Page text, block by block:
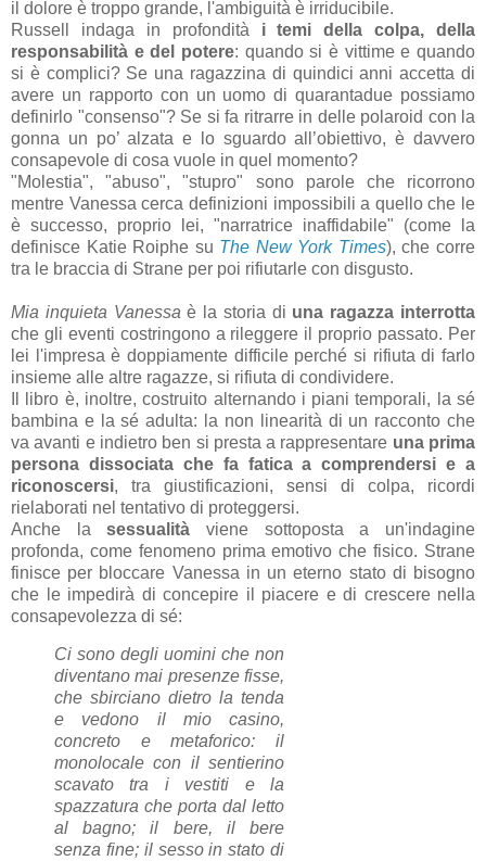
il dolore è troppo grande, l'ambiguità è irriducibile.
Russell indaga in profondità i temi della colpa, della
responsabilità e del potere: quando si è vittime e quando
si è complici? Se una ragazzina di quindici anni accetta di
avere un rapporto con un uomo di quarantadue possiamo
definirlo "consenso"? Se si fa ritrarre in delle polaroid con la
gonna un po’ alzata e lo sguardo all’obiettivo, è davvero
consapevole di cosa vuole in quel momento?
"Molestia", "abuso", "stupro" sono parole che ricorrono
mentre Vanessa cerca definizioni impossibili a quello che le
è successo, proprio lei, "narratrice inaffidabile" (come la
definisce Katie Roiphe su The New York Times), che corre
tra le braccia di Strane per poi rifiutarle con disgusto.
Mia inquieta Vanessa è la storia di una ragazza interrotta
che gli eventi costringono a rileggere il proprio passato. Per
lei l'impresa è doppiamente difficile perché si rifiuta di farlo
insieme alle altre ragazze, si rifiuta di condividere.
Il libro è, inoltre, costruito alternando i piani temporali, la sé
bambina e la sé adulta: la non linearità di un racconto che
va avanti e indietro ben si presta a rappresentare una prima
persona dissociata che fa fatica a comprendersi e a
riconoscersi, tra giustificazioni, sensi di colpa, ricordi
rielaborati nel tentativo di proteggersi.
Anche lasessualità viene sottoposta a un'indagine
profonda, come fenomeno prima emotivo che fisico. Strane
finisce per bloccare Vanessa in un eterno stato di bisogno
che le impedirà di concepire il piacere e di crescere nella
consapevolezza di sé:
Ci sono degli uomini che non
diventano mai presenze fisse,
che sbirciano dietro la tenda
e vedono il mio casino,
concreto e metaforico: il
monolocale con il sentierino
scavato tra i vestiti e la
spazzatura che porta dal letto
al bagno; il bere, il bere
senza fine; il sesso in stato di